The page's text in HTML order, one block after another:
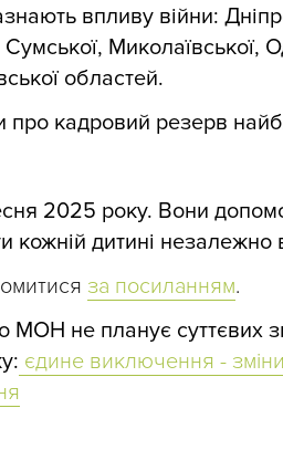
впливу війни:
Миколаївської,
областей.
про кадровий резерв
2025 року. Вони
кожній дитині незалежно
за посиланням.
не планує суттєвих
єдине виключення -